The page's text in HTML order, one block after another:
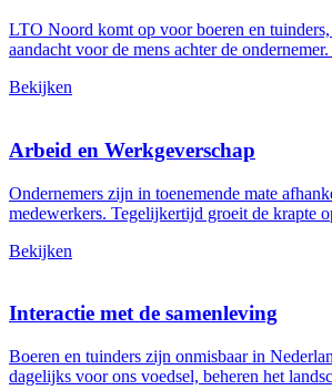
LTO Noord komt op voor boeren en
aandacht voor de mens achter de
Bekijken
Arbeid en Werkgeverschap
Ondernemers zijn in toenemende mate
medewerkers. Tegelijkertijd groeit de krapte
Bekijken
Interactie met de samenleving
Boeren en tuinders zijn onmisbaar in
dagelijks voor ons voedsel, beheren het